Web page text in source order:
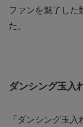
ファンを魅了した
た。
ダンシング玉入
「ダンシング玉